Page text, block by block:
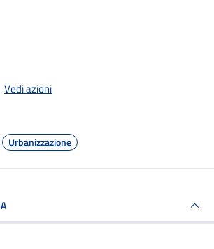
Vedi azioni
Urbanizzazione